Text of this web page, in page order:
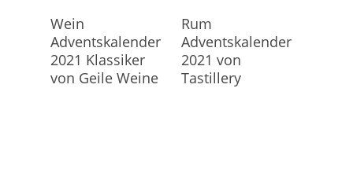
Wein
Adventskalender
2021 Klassiker
von Geile Weine
Rum
Adventskalender
2021 von
Tastillery